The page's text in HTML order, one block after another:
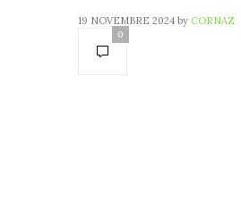
19 NOVEMBRE 2024 by CORNAZ
0